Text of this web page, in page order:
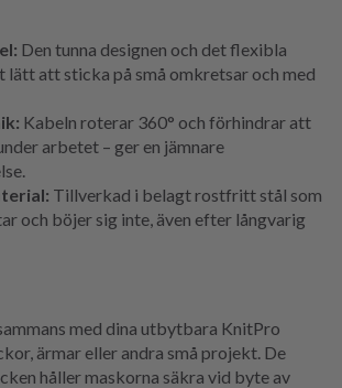
Den tunna designen och det flexibla
lätt att sticka på små omkretsar och med
Kabeln roterar 360° och förhindrar att
arbetet – ger en jämnare
Tillverkad i belagt rostfritt stål som
och böjer sig inte, även efter långvarig
med dina utbytbara KnitPro
ärmar eller andra små projekt. De
håller maskorna säkra vid byte av